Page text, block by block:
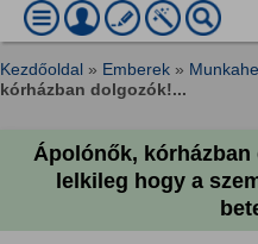
Kezdőoldal » Emberek »
kórházban dolgozók!...
Ápolónők,
lelkileg hogy a